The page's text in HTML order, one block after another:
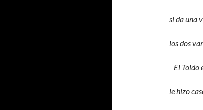
si da una
los dos
El Toldo
le hizo